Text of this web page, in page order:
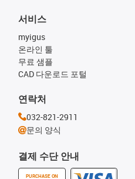
결제 수단 안내
PURCHASE ON
서비스
myigus
온라인 툴
무료 샘플
CAD 다운로드 포털
연락처
032-821-2911
문의 양식